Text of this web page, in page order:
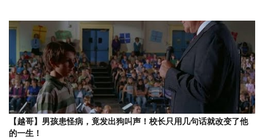
【越哥】男孩患怪病，竟发出狗叫声！校长只用几句话就改变了他
的一生！